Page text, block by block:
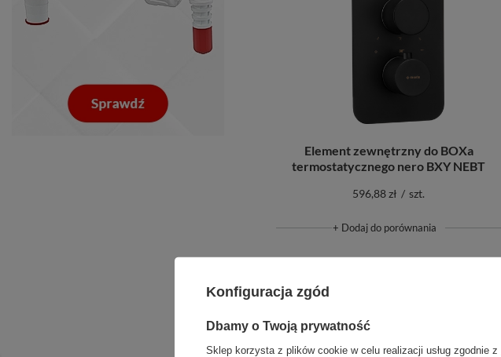
Element zewnętrzny do BOXa
termostatycznego nero BXY NEBT
596,88 zł / szt.
+ Dodaj do porównania
Konfiguracja zgód
Dbamy o Twoją prywatność
Sklep korzysta z plików cookie w celu realizacji usług zgodnie z